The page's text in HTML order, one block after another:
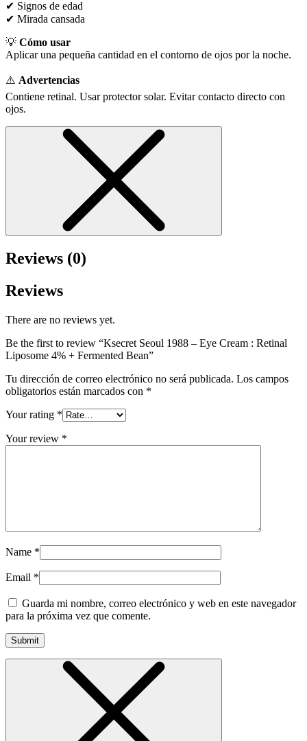
✔ Signos de edad
✔ Mirada cansada
💡 Cómo usar
Aplicar una pequeña cantidad en el contorno de ojos por la noche.
⚠️ Advertencias
Contiene retinal. Usar protector solar. Evitar contacto directo con
ojos.
Reviews (0)
Reviews
There are no reviews yet.
Be the first to review “Ksecret Seoul 1988 – Eye Cream : Retinal
Liposome 4% + Fermented Bean”
Tu dirección de correo electrónico no será publicada. Los campos
obligatorios están marcados con *
Your rating *
Your review *
Name *
Email *
Guarda mi nombre, correo electrónico y web en este navegador
para la próxima vez que comente.